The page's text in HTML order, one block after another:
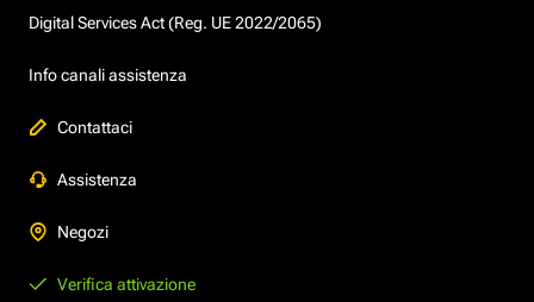
Digital Services Act (Reg. UE 2022/2065)
Info canali assistenza
Contattaci
Assistenza
Negozi
Verifica attivazione